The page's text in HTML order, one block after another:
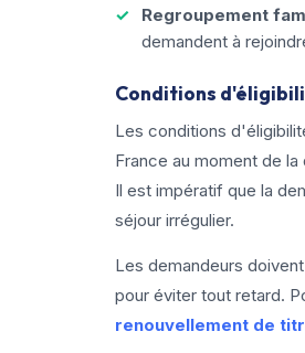
Regroupement
demandent à
Conditions
Les conditions
France au moment de
Il est impératif que la
séjour irrégulier.
Les demandeurs
pour éviter tout retard.
renouvellement de